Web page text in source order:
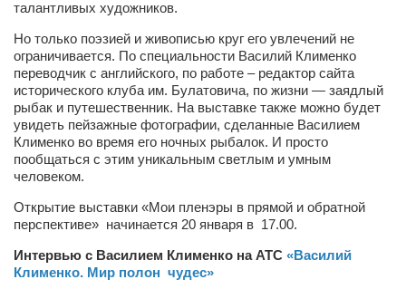
Врач психиатр–нарколог Анплеев А.Б.
Косметологическое отделение КП Сумская
городская клиническая больница №4
Оптика — Медтехника
Тенториум -центр независимых дистрибьюторов
Кафе, клубы, рестораны
«ЧАЙ — КАВА» магазин — кафе
Магазины
«CYCLE GARAGE» — магазин велосипедов
талантливых художников.
Но только поэзией и живописью круг его увлечений не
ограничивается. По специальности Василий Клименко
переводчик с английского, по работе – редактор сайта
исторического клуба им. Булатовича, по жизни — заядлый
рыбак и путешественник. На выставке также можно будет
увидеть пейзажные фотографии, сделанные Василием
Клименко во время его ночных рыбалок. И просто
пообщаться с этим уникальным светлым и умным
человеком.
Открытие выставки «Мои пленэры в прямой и обратной
перспективе» начинается 20 января в 17.00.
Интервью с Василием Клименко на АТС «Василий
Клименко. Мир полон чудес»